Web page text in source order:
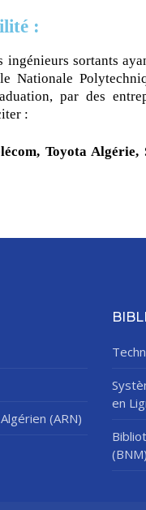
:
sortants
Nationale
par des
:
Toyota Algérie,
(ARN)
en
(BNM)